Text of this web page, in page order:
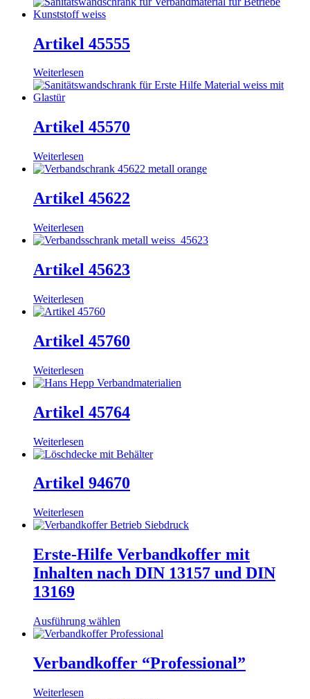
Artikel 45555
Weiterlesen
Artikel 45570
Weiterlesen
Artikel 45622
Weiterlesen
Artikel 45623
Weiterlesen
Artikel 45760
Weiterlesen
Artikel 45764
Weiterlesen
Artikel 94670
Weiterlesen
Erste-Hilfe Verbandkoffer mit
Inhalten nach DIN 13157 und DIN
13169
Ausführung wählen
Produkt
mehrere
Varianten
Verbandkoffer “Professional”
Weiterlesen